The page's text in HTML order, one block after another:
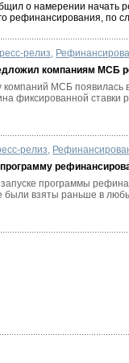
о намерении начать
рефинансирования, по
релиз,
компаниям МСБ
МСБ появилась
фиксированной ставки
релиз,
программы
были взяты раньше в